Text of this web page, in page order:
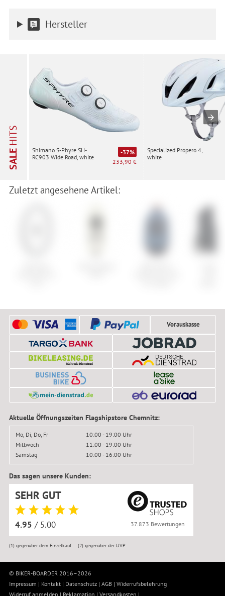
Hersteller
SALE
HITS
Shimano S-Phyre SH-
RC903 Wide Road, white
-37%
233,90 €
Specialized Propero 4,
white
Zuletzt angesehene Artikel:
Vorauskasse
Aktuelle Öffnungszeiten Flagshipstore Chemnitz:
Mo, Di, Do, Fr
10:00 - 19:00 Uhr
Mittwoch
11:00 - 19:00 Uhr
Samstag
10:00 - 16:00 Uhr
Das sagen unsere Kunden:
SEHR GUT
4.95 / 5.00 37.873 Bewertungen
(1)gegenüber dem Einzelkauf (2) gegenüber der UVP
© BIKER-BOARDER 2016–2026
Impressum | Kontakt | Datenschutz | AGB | Widerrufsbelehrung |
Widerruf anmelden | Reklamation | Versandkosten |